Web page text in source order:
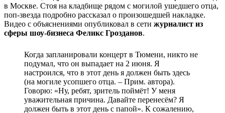
в Москве. Стоя на кладбище рядом с могилой ушедшего отца,
поп‑звезда подробно рассказал о произошедшей накладке.
Видео с объяснениями опубликовал в сети журналист из
сферы шоу‑бизнеса Феликс Грозданов.
Когда запланировали концерт в Тюмени, никто не
подумал, что он выпадает на 2 июня. Я
настроился, что в этот день я должен быть здесь
(на могиле усопшего отца. – Прим. автора).
Говорю: «Ну, ребят, зритель поймёт! У меня
уважительная причина. Давайте перенесём? Я
должен быть в этот день с папой». К сожалению,